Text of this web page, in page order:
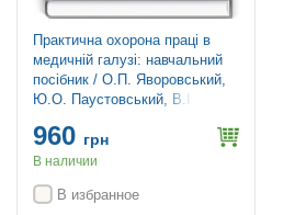
Практична охорона праці в
медичній галузі: навчальний
посібник / О.П. Яворовський,
Ю.О. Паустовський, В.I.
960 грн
В наличии
В избранное